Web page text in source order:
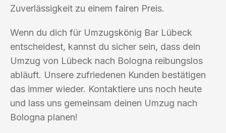
Zuverlässigkeit zu einem fairen Preis.
Wenn du dich für Umzugskönig Bar Lübeck
entscheidest, kannst du sicher sein, dass dein
Umzug von Lübeck nach Bologna reibungslos
abläuft. Unsere zufriedenen Kunden bestätigen
das immer wieder. Kontaktiere uns noch heute
und lass uns gemeinsam deinen Umzug nach
Bologna planen!